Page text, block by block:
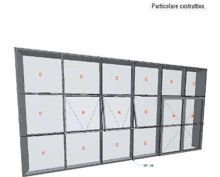
Particolare costruttivo.